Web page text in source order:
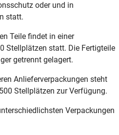
oder und in
statt.
Teile findet in einer
Stellplätzen statt. Die Fertigteile
getrennt gelagert.
Anlieferverpackungen steht
Stellplätzen zur Verfügung.
Verpackungen